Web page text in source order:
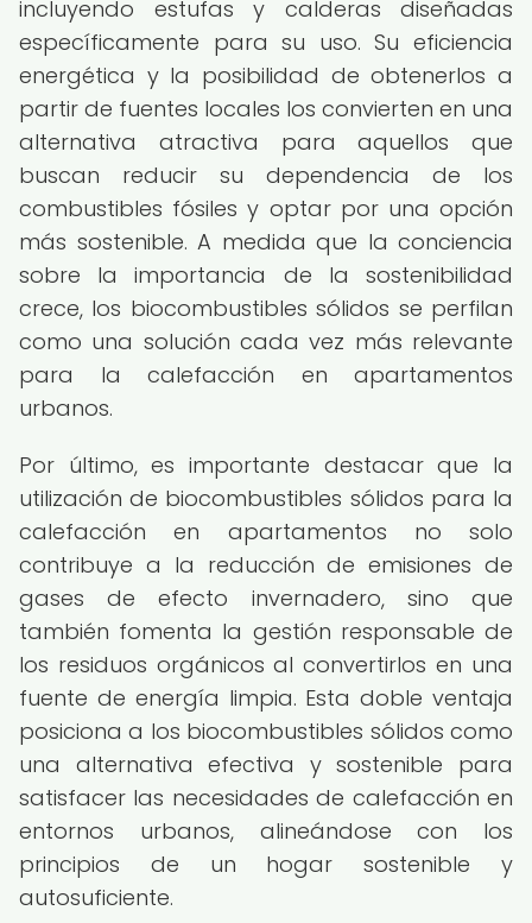
incluyendo estufas y calderas diseñadas
específicamente para su uso. Su eficiencia
energética y la posibilidad de obtenerlos a
partir de fuentes locales los convierten en una
alternativa atractiva para aquellos que
buscan reducir su dependencia de los
combustibles fósiles y optar por una opción
más sostenible. A medida que la conciencia
sobre la importancia de la sostenibilidad
crece, los biocombustibles sólidos se perfilan
como una solución cada vez más relevante
para la calefacción en apartamentos
urbanos.
Por último, es importante destacar que la
utilización de biocombustibles sólidos para la
calefacción en apartamentos no solo
contribuye a la reducción de emisiones de
gases de efecto invernadero, sino que
también fomenta la gestión responsable de
los residuos orgánicos al convertirlos en una
fuente de energía limpia. Esta doble ventaja
posiciona a los biocombustibles sólidos como
una alternativa efectiva y sostenible para
satisfacer las necesidades de calefacción en
entornos urbanos, alineándose con los
principios de un hogar sostenible y
autosuficiente.